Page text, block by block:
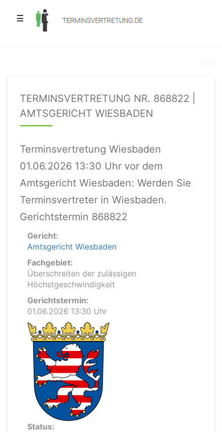
☰
TERMINSVERTRETUNG NR. 868822 |
AMTSGERICHT WIESBADEN
Terminsvertretung Wiesbaden
01.06.2026 13:30 Uhr vor dem
Amtsgericht Wiesbaden: Werden Sie
Terminsvertreter in Wiesbaden.
Gerichtstermin 868822
Gericht:
Amtsgericht Wiesbaden
Fachgebiet:
Überschreiten der zulässigen
Höchstgeschwindigkeit
Gerichtstermin:
01.06.2026 13:30 Uhr
Status: